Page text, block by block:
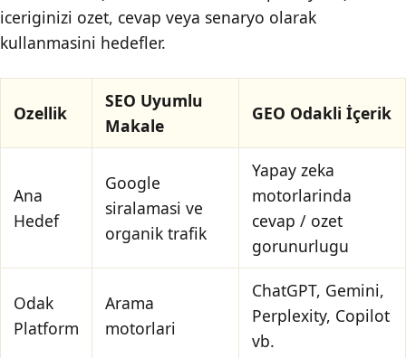
iceriginizi ozet, cevap veya senaryo olarak
kullanmasini hedefler.
Ozellik
SEO Uyumlu
Makale
GEO Odakli İçerik
Ana
Hedef
Google
siralamasi ve
organik trafik
Yapay zeka
motorlarinda
cevap / ozet
gorunurlugu
Odak
Platform
Arama
motorlari
ChatGPT, Gemini,
Perplexity, Copilot
vb.